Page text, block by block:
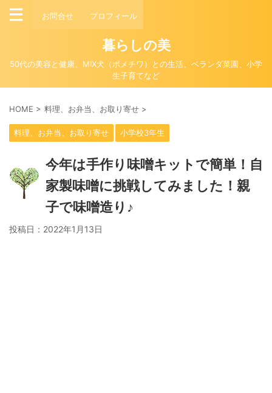
お問合せ プロフィール
暮らしの美
50代の美容と健康、MIX犬（ポメチワ）との生活、ベランダ菜園、小学
生子育てなど
HOME > 料理、お弁当、お取り寄せ >
料理、お弁当、お取り寄せ 小学校3年生
今年は手作り味噌キットで簡単！自
家製味噌に挑戦してみました！親
子で味噌造り♪
投稿日： 2022年1月13日